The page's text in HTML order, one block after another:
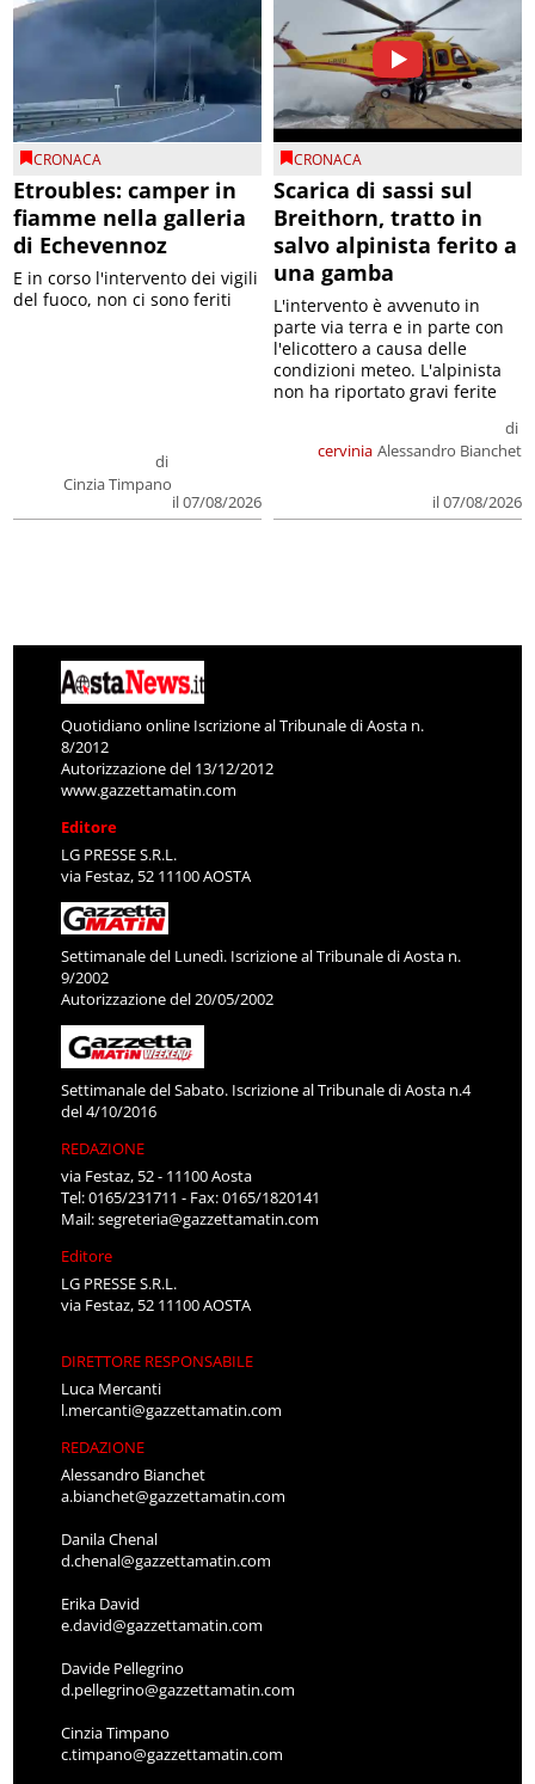
CRONACA
Etroubles: camper in
fiamme nella galleria
di Echevennoz
di
Cinzia Timpano
il 07/08/2026
E in corso l'intervento dei vigili
del fuoco, non ci sono feriti
CRONACA
Scarica di sassi sul
Breithorn, tratto in
salvo alpinista ferito a
una gamba
cervinia
di
Alessandro Bianchet
il 07/08/2026
L'intervento è avvenuto in
parte via terra e in parte con
l'elicottero a causa delle
condizioni meteo. L'alpinista
non ha riportato gravi ferite
Quotidiano online Iscrizione al Tribunale di Aosta n.
8/2012
Autorizzazione del 13/12/2012
www.gazzettamatin.com
Editore
LG PRESSE S.R.L.
via Festaz, 52 11100 AOSTA
Settimanale del Lunedì. Iscrizione al Tribunale di Aosta n.
9/2002
Autorizzazione del 20/05/2002
Settimanale del Sabato. Iscrizione al Tribunale di Aosta n.4
del 4/10/2016
REDAZIONE
via Festaz, 52 - 11100 Aosta
Tel: 0165/231711 - Fax: 0165/1820141
Mail:segreteria@gazzettamatin.com
Editore
LG PRESSE S.R.L.
via Festaz, 52 11100 AOSTA
DIRETTORE RESPONSABILE
Luca Mercanti
l.mercanti@gazzettamatin.com
REDAZIONE
Alessandro Bianchet
a.bianchet@gazzettamatin.com
Danila Chenal
d.chenal@gazzettamatin.com
Erika David
e.david@gazzettamatin.com
Davide Pellegrino
d.pellegrino@gazzettamatin.com
Cinzia Timpano
c.timpano@gazzettamatin.com